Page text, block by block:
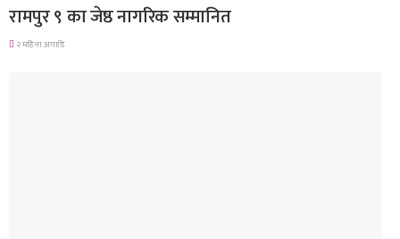
रामपुर ९ का जेष्ठ नागरिक सम्मानित
२ महिना अगाडि